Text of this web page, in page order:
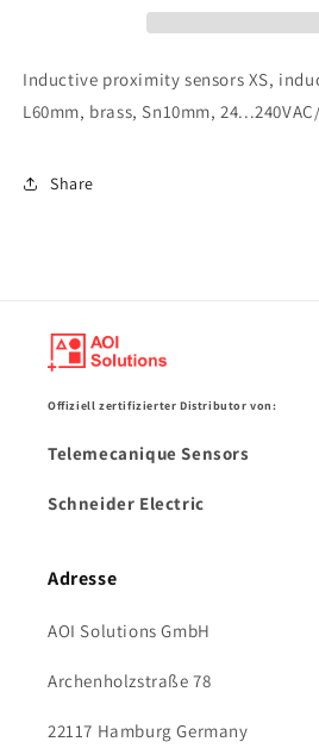
Inductive proximity sensors XS,
L60mm, brass, Sn10mm,
Share
Offiziell zertifizierter Distributor von:
Telemecanique Sensors
Schneider Electric
Adresse
AOI Solutions GmbH
Archenholzstraße 78
22117 Hamburg Germany